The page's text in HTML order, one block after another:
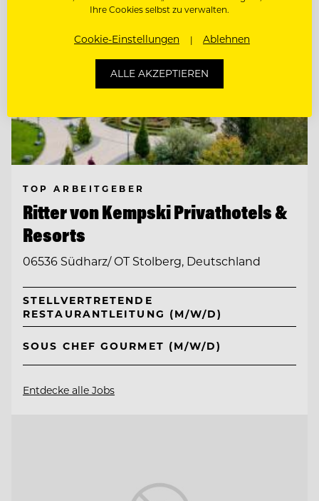
TOP ARBEITGEBER
Ritter von Kempski Privathotels &
Resorts
06536 Südharz/ OT Stolberg, Deutschland
STELLVERTRETENDE
RESTAURANTLEITUNG (M/W/D)
SOUS CHEF GOURMET (M/W/D)
Entdecke alle Jobs
Ihre Cookies selbst zu verwalten.
Cookie-Einstellungen Ablehnen
ALLE AKZEPTIEREN